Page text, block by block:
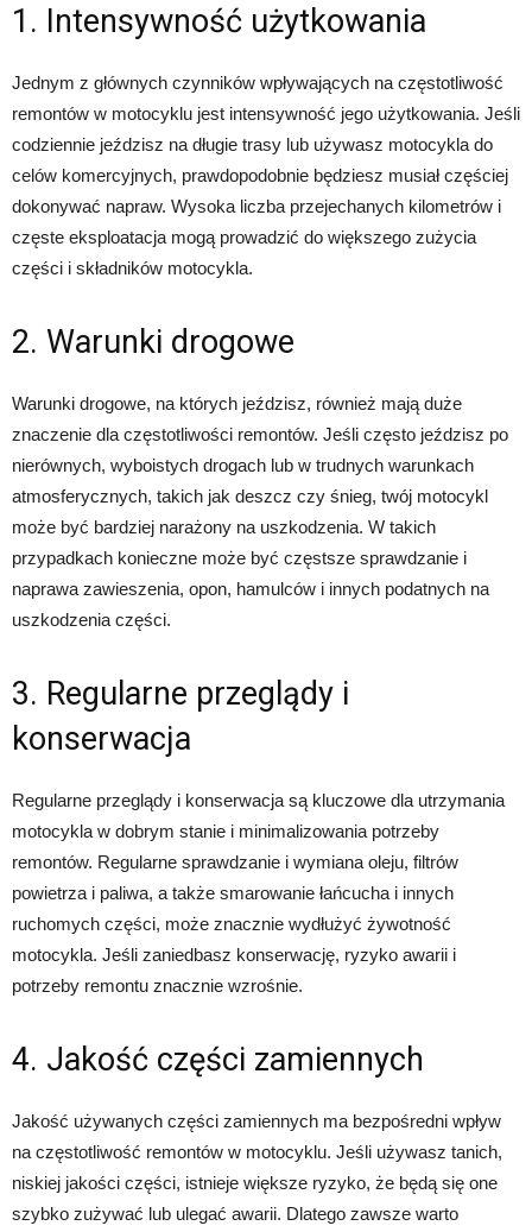
1. Intensywność użytkowania
Jednym z głównych czynników wpływających na częstotliwość
remontów w motocyklu jest intensywność jego użytkowania. Jeśli
codziennie jeździsz na długie trasy lub używasz motocykla do
celów komercyjnych, prawdopodobnie będziesz musiał częściej
dokonywać napraw. Wysoka liczba przejechanych kilometrów i
częste eksploatacja mogą prowadzić do większego zużycia
części i składników motocykla.
2. Warunki drogowe
Warunki drogowe, na których jeździsz, również mają duże
znaczenie dla częstotliwości remontów. Jeśli często jeździsz po
nierównych, wyboistych drogach lub w trudnych warunkach
atmosferycznych, takich jak deszcz czy śnieg, twój motocykl
może być bardziej narażony na uszkodzenia. W takich
przypadkach konieczne może być częstsze sprawdzanie i
naprawa zawieszenia, opon, hamulców i innych podatnych na
uszkodzenia części.
3. Regularne przeglądy i
konserwacja
Regularne przeglądy i konserwacja są kluczowe dla utrzymania
motocykla w dobrym stanie i minimalizowania potrzeby
remontów. Regularne sprawdzanie i wymiana oleju, filtrów
powietrza i paliwa, a także smarowanie łańcucha i innych
ruchomych części, może znacznie wydłużyć żywotność
motocykla. Jeśli zaniedbasz konserwację, ryzyko awarii i
potrzeby remontu znacznie wzrośnie.
4. Jakość części zamiennych
Jakość używanych części zamiennych ma bezpośredni wpływ
na częstotliwość remontów w motocyklu. Jeśli używasz tanich,
niskiej jakości części, istnieje większe ryzyko, że będą się one
szybko zużywać lub ulegać awarii. Dlatego zawsze warto